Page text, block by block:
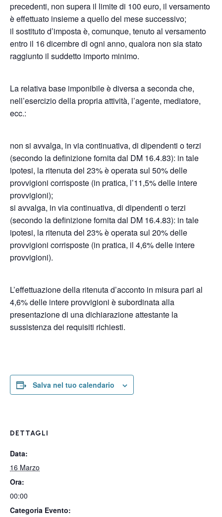
precedenti, non supera il limite di 100 euro, il versamento
è effettuato insieme a quello del mese successivo;
il sostituto d’imposta è, comunque, tenuto al versamento
entro il 16 dicembre di ogni anno, qualora non sia stato
raggiunto il suddetto importo minimo.
La relativa base imponibile è diversa a seconda che,
nell’esercizio della propria attività, l’agente, mediatore,
ecc.:
non si avvalga, in via continuativa, di dipendenti o terzi
(secondo la definizione fornita dal DM 16.4.83): in tale
ipotesi, la ritenuta del 23% è operata sul 50% delle
provvigioni corrisposte (in pratica, l’11,5% delle intere
provvigioni);
si avvalga, in via continuativa, di dipendenti o terzi
(secondo la definizione fornita dal DM 16.4.83): in tale
ipotesi, la ritenuta del 23% è operata sul 20% delle
provvigioni corrisposte (in pratica, il 4,6% delle intere
provvigioni).
L’effettuazione della ritenuta d’acconto in misura pari al
4,6% delle intere provvigioni è subordinata alla
presentazione di una dichiarazione attestante la
sussistenza dei requisiti richiesti.
Salva nel tuo calendario
DETTAGLI
Data:
16 Marzo
Ora:
00:00
Categoria Evento: